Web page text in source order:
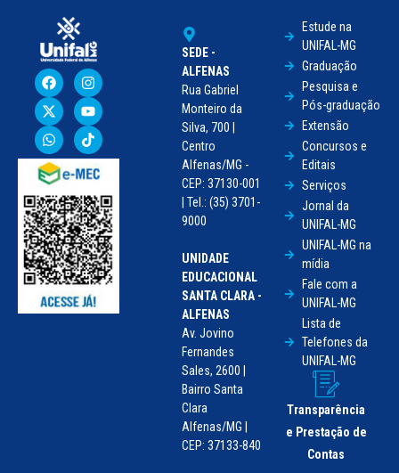
SEDE -
ALFENAS
Rua Gabriel
Monteiro da
Silva, 700 |
Centro
Alfenas/MG -
CEP: 37130-001
| Tel.: (35) 3701-
9000
UNIDADE
EDUCACIONAL
SANTA CLARA -
ALFENAS
Av. Jovino
Fernandes
Sales, 2600 |
Bairro Santa
Clara
Alfenas/MG |
CEP: 37133-840
Estude na
UNIFAL-MG
Graduação
Pesquisa e
Pós-graduação
Extensão
Concursos e
Editais
Serviços
Jornal da
UNIFAL-MG
UNIFAL-MG na
mídia
Fale com a
UNIFAL-MG
Lista de
Telefones da
UNIFAL-MG
Transparência
e Prestação de
Contas